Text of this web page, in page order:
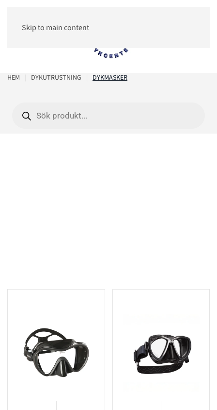
Skip to main content
HEM DYKUTRUSTNING DYKMASKER
search